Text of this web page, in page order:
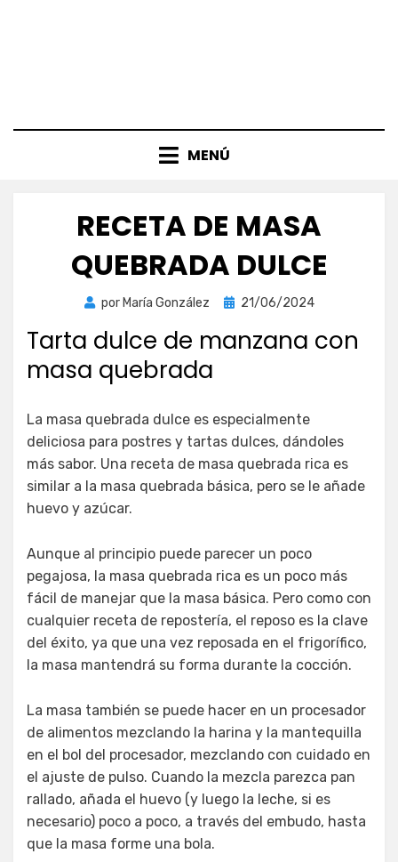
MENÚ
RECETA DE MASA
QUEBRADA DULCE
por María González
Publicada
21/06/2024
Tarta dulce de manzana con
masa quebrada
La masa quebrada dulce es especialmente
deliciosa para postres y tartas dulces, dándoles
más sabor. Una receta de masa quebrada rica es
similar a la masa quebrada básica, pero se le añade
huevo y azúcar.
Aunque al principio puede parecer un poco
pegajosa, la masa quebrada rica es un poco más
fácil de manejar que la masa básica. Pero como con
cualquier receta de repostería, el reposo es la clave
del éxito, ya que una vez reposada en el frigorífico,
la masa mantendrá su forma durante la cocción.
La masa también se puede hacer en un procesador
de alimentos mezclando la harina y la mantequilla
en el bol del procesador, mezclando con cuidado en
el ajuste de pulso. Cuando la mezcla parezca pan
rallado, añada el huevo (y luego la leche, si es
necesario) poco a poco, a través del embudo, hasta
que la masa forme una bola.